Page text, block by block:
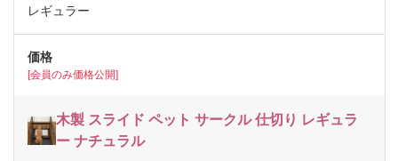
レギュラー
[会員のみ価格公開]
木製 スライド ペット サークル 仕切り レギュラ
ー ナチュラル